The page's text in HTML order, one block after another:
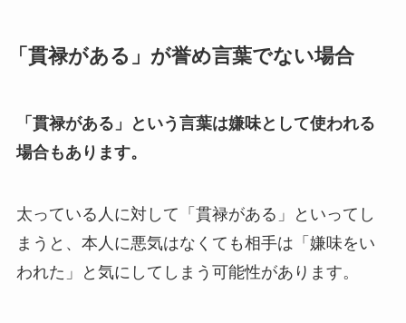
「貫禄がある」が誉め言葉でない場合
「貫禄がある」という言葉は嫌味として使われる
場合もあります。
太っている人に対して「貫禄がある」といってし
まうと、本人に悪気はなくても相手は「嫌味をい
われた」と気にしてしまう可能性があります。